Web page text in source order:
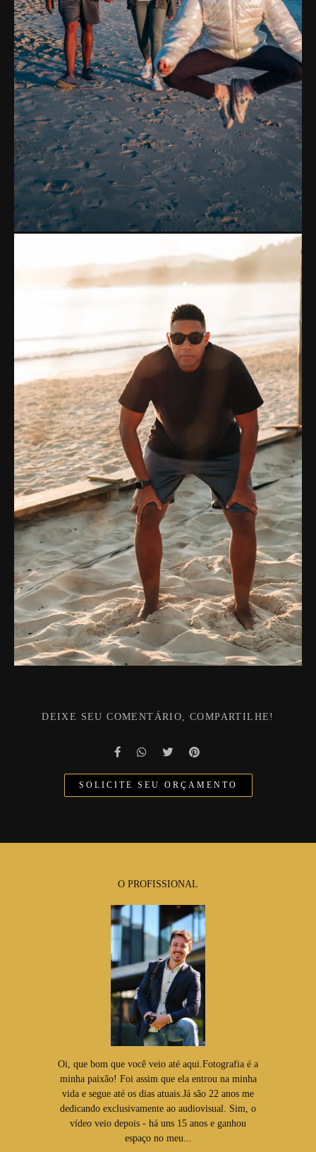
DEIXE SEU COMENTÁRIO, COMPARTILHE!
SOLICITE SEU ORÇAMENTO
O PROFISSIONAL
Oi, que bom que você veio até aqui.Fotografia é a
minha paixão! Foi assim que ela entrou na minha
vida e segue até os dias atuais.Já são 22 anos me
dedicando exclusivamente ao audiovisual. Sim, o
vídeo veio depois - há uns 15 anos e ganhou
espaço no meu...